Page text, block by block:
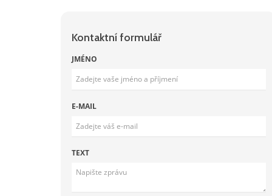
Kontaktní formulář
JMÉNO
E-MAIL
TEXT